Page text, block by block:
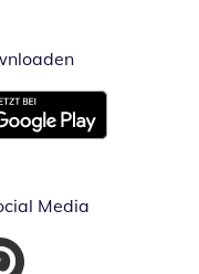
Öffnet in
neuem Fenster
Media